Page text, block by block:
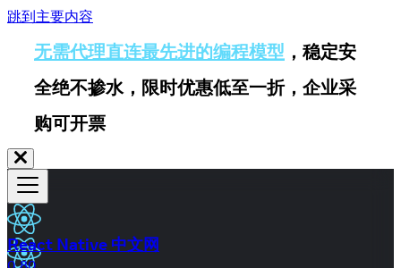
跳到主要内容
无需代理直连最先进的编程模型 ，稳定安
全绝不掺水，限时优惠低至一折，企业采
购可开票
React Native 中文网